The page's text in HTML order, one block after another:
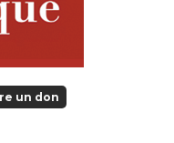
un don